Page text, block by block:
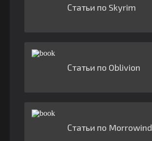
Статьи по Skyrim
Статьи по Oblivion
Статьи по Morrowind